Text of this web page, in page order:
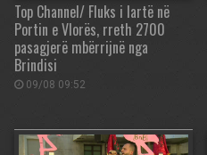
Top Channel/ Fluks i lartë në
Portin e Vlorës, rreth 2700
pasagjerë mbërrijnë nga
Brindisi
09/08 09:52